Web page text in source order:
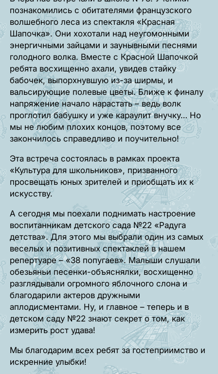
познакомились с обитателями французского
волшебного леса из спектакля «Красная
Шапочка». Они хохотали над неугомонными
энергичными зайцами и заунывными песнями
голодного волка. Вместе с Красной Шапочкой
ребята восхищенно ахали, увидев стайку
бабочек, выпорхнувшую из-за ширмы, и
вальсирующие полевые цветы. Ближе к финалу
напряжение начало нарастать – ведь волк
проглотил бабушку и уже караулит внучку… Но
мы не любим плохих концов, поэтому все
закончилось справедливо и поучительно!
Эта встреча состоялась в рамках проекта
«Культура для школьников», призванного
просвещать юных зрителей и приобщать их к
искусству.
А сегодня мы поехали поднимать настроение
воспитанникам детского сада №22 «Радуга
детства». Для этого мы выбрали один из самых
веселых и позитивных спектаклей в нашем
репертуаре – «38 попугаев». Малыши слушали
обезьяньи песенки-объяснялки, восхищенно
разглядывали огромного яблочного слона и
благодарили актеров дружными
аплодисментами. Ну, и главное – теперь и в
детском саду №22 знают секрет о том, как
измерить рост удава!
Мы благодарим всех ребят за гостеприимство и
искренние улыбки!